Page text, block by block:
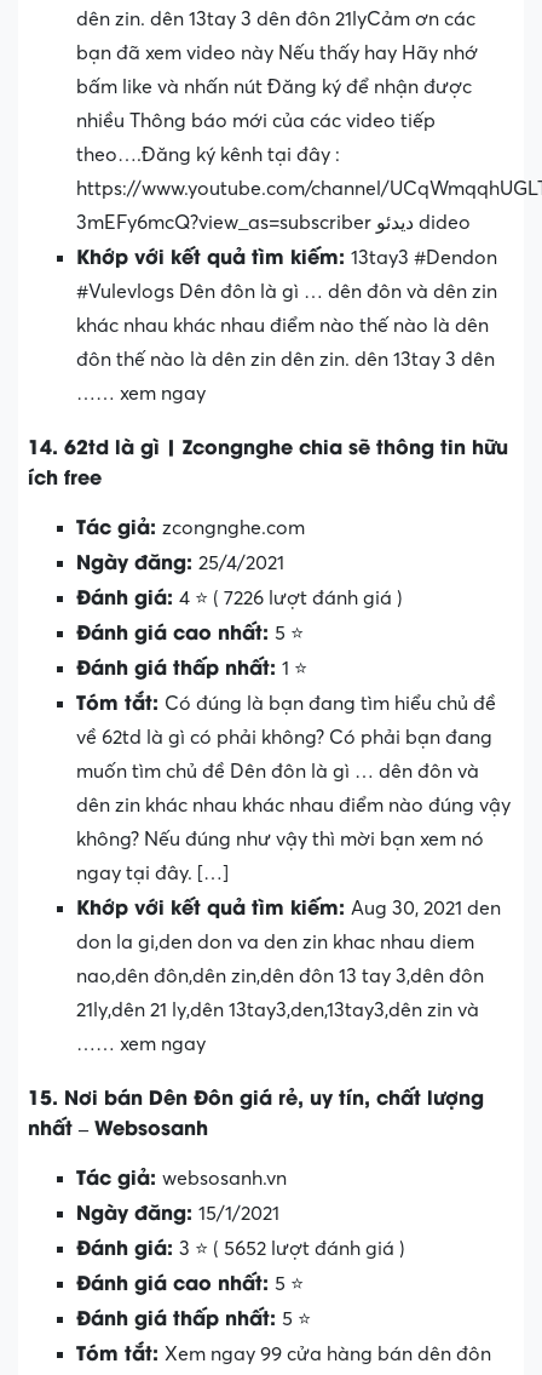
dên zin. dên 13tay 3 dên đôn 21lyCảm ơn các
bạn đã xem video này Nếu thấy hay Hãy nhớ
bấm like và nhấn nút Đăng ký để nhận được
nhiều Thông báo mới của các video tiếp
theo….Đăng ký kênh tại đây :
https://www.youtube.com/channel/
3mEFy6mcQ?view_as=subscriber دیدئو dideo
Khớp với kết quả tìm kiếm: 13tay3 #Dendon
#Vulevlogs Dên đôn là gì … dên đôn và dên zin
khác nhau khác nhau điểm nào thế nào là dên
đôn thế nào là dên zin dên zin. dên 13tay 3 dên
…… xem ngay
14. 62td là gì | Zcongnghe chia sẽ thông tin hữu
ích free
Tác giả: zcongnghe.com
Ngày đăng: 25/4/2021
Đánh giá: 4 ⭐ ( 7226 lượt đánh giá )
Đánh giá cao nhất: 5 ⭐
Đánh giá thấp nhất: 1 ⭐
Tóm tắt: Có đúng là bạn đang tìm hiểu chủ đề
về 62td là gì có phải không? Có phải bạn đang
muốn tìm chủ đề Dên đôn là gì … dên đôn và
dên zin khác nhau khác nhau điểm nào đúng vậy
không? Nếu đúng như vậy thì mời bạn xem nó
ngay tại đây. […]
Khớp với kết quả tìm kiếm: Aug 30, 2021 den
don la gi,den don va den zin khac nhau diem
nao,dên đôn,dên zin,dên đôn 13 tay 3,dên đôn
21ly,dên 21 ly,dên 13tay3,den,13tay3,dên zin và
…… xem ngay
15. Nơi bán Dên Đôn giá rẻ, uy tín, chất lượng
nhất – Websosanh
Tác giả: websosanh.vn
Ngày đăng: 15/1/2021
Đánh giá: 3 ⭐ ( 5652 lượt đánh giá )
Đánh giá cao nhất: 5 ⭐
Đánh giá thấp nhất: 5 ⭐
Tóm tắt: Xem ngay 99 cửa hàng bán dên đôn